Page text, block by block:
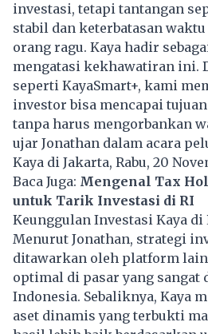
investasi, tetapi tantangan
stabil dan keterbatasan
orang ragu. Kaya hadir
mengatasi kekhawatiran ini.
seperti KayaSmart+, kami
investor bisa mencapai
tanpa harus mengorbankan
ujar Jonathan dalam acara
Kaya di Jakarta, Rabu, 20
Baca Juga: Mengenal Tax
untuk Tarik Investasi di RI
Keunggulan Investasi Kaya di
Menurut Jonathan, strategi
ditawarkan oleh platform
optimal di pasar yang sangat
Indonesia. Sebaliknya, Kaya
aset dinamis yang terbukti